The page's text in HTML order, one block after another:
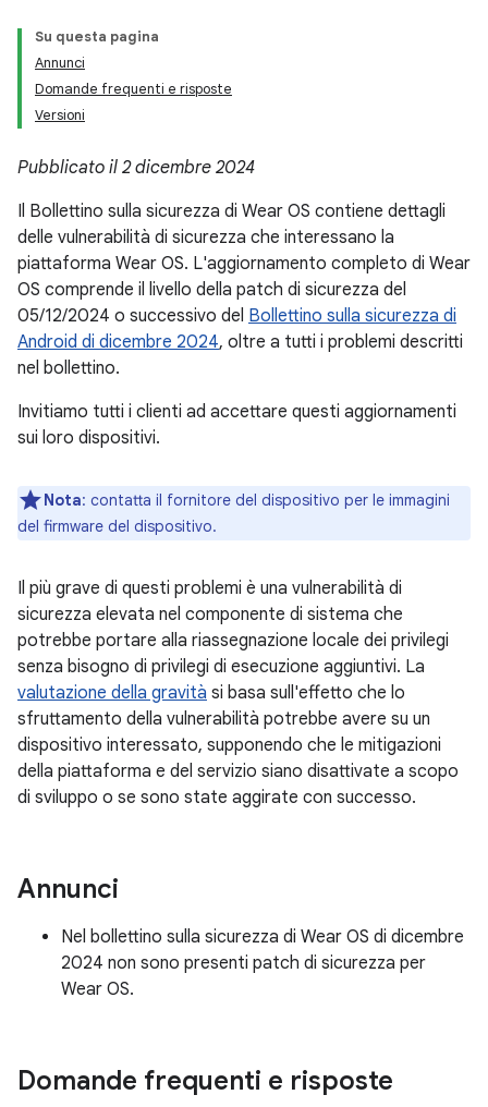
Su questa pagina
Annunci
Domande frequenti e risposte
Versioni
Pubblicato il 2 dicembre 2024
Il Bollettino sulla sicurezza di Wear OS contiene dettagli
delle vulnerabilità di sicurezza che interessano la
piattaforma Wear OS. L'aggiornamento completo di Wear
OS comprende il livello della patch di sicurezza del
05/12/2024 o successivo del Bollettino sulla sicurezza di
Android di dicembre 2024, oltre a tutti i problemi descritti
nel bollettino.
Invitiamo tutti i clienti ad accettare questi aggiornamenti
sui loro dispositivi.
Nota: contatta il fornitore del dispositivo per le immagini
del firmware del dispositivo.
Il più grave di questi problemi è una vulnerabilità di
sicurezza elevata nel componente di sistema che
potrebbe portare alla riassegnazione locale dei privilegi
senza bisogno di privilegi di esecuzione aggiuntivi. La
valutazione della gravità si basa sull'effetto che lo
sfruttamento della vulnerabilità potrebbe avere su un
dispositivo interessato, supponendo che le mitigazioni
della piattaforma e del servizio siano disattivate a scopo
di sviluppo o se sono state aggirate con successo.
Annunci
Nel bollettino sulla sicurezza di Wear OS di dicembre
2024 non sono presenti patch di sicurezza per
Wear OS.
Domande frequenti e risposte